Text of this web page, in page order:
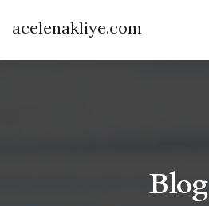
acelenakliye.com
Blog